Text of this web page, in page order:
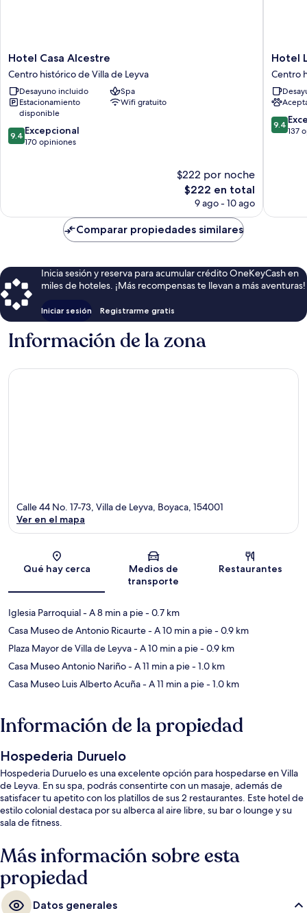
Hotel
Casa
Alcestre
Centro
histórico
Villa
de
Hotel Casa Alcestre
Centro histórico de Villa de Leyva
Desayuno incluido
Spa
Estacionamiento
disponible
Wifi gratuito
9.4
de
9.4 Excepcional
170 opiniones
$222 por noche
El
precio
es
$222 en total
9 ago - 10 ago
Hotel
La
Corada
Centro
histórico
de
Villa
Hotel
Centro
9.4
de
9.4
137
Comparar propiedades similares
Inicia sesión y reserva para acumular crédito OneKeyCash en
miles de hoteles. ¡Más recompensas te llevan a más aventuras!
Iniciar sesión Registrarme gratis
Información de la zona
Sección del mapa
Calle 44 No. 17-73, Villa de Leyva, Boyaca, 154001
Ver en el mapa
Qué hay cerca
Medios de
transporte
Restaurantes
Iglesia Parroquial- A 8 min a pie- 0.7 km
Casa Museo de Antonio Ricaurte- A 10 min a pie- 0.9 km
Plaza Mayor de Villa de Leyva- A 10 min a pie- 0.9 km
Casa Museo Antonio Nariño- A 11 min a pie- 1.0 km
Casa Museo Luis Alberto Acuña- A 11 min a pie- 1.0 km
Información de la propiedad
Hospederia Duruelo
Hospederia Duruelo es una excelente opción para hospedarse en Villa
de Leyva. En su spa, podrás consentirte con un masaje, además de
satisfacer tu apetito con los platillos de sus 2 restaurantes. Este hotel de
estilo colonial destaca por su alberca al aire libre, su bar o lounge y su
sala de fitness.
Más información sobre esta
propiedad
Datos generales